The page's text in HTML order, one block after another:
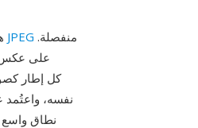
JPEG
على عكس
نطاق واسع